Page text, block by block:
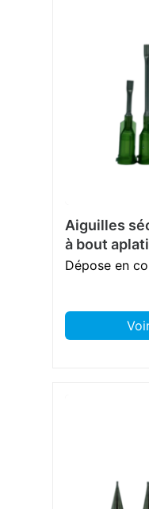
Aiguilles
à bout aplati
Dépose en